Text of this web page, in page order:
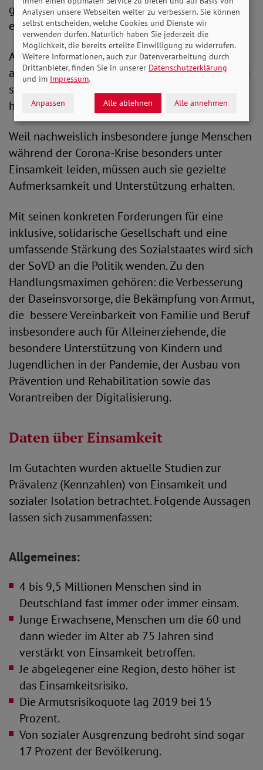
greifen, die Vereinsamung und Isolation
entgegenwirken.
Aus Sicht des SoVD sind dabei vor allem
aufsuchende Hilfen und zugehende Angebote zu
stärken – nicht zuletzt für Menschen, die im
häuslichen Umfeld Unterstützung benötigen.
Weil nachweislich insbesondere junge Menschen
während der Corona-Krise besonders unter
Einsamkeit leiden, müssen auch sie gezielte
Aufmerksamkeit und Unterstützung erhalten.
Mit seinen konkreten Forderungen für eine
inklusive, solidarische Gesellschaft und eine
umfassende Stärkung des Sozialstaates wird sich
der SoVD an die Politik wenden. Zu den
Handlungsmaximen gehören: die Verbesserung
der Daseinsvorsorge, die Bekämpfung von Armut,
die bessere Vereinbarkeit von Familie und Beruf
insbesondere auch für Alleinerziehende, die
besondere Unterstützung von Kindern und
Jugendlichen in der Pandemie, der Ausbau von
Prävention und Rehabilitation sowie das
Vorantreiben der Digitalisierung.
Daten über Einsamkeit
Im Gutachten wurden aktuelle Studien zur
Prävalenz (Kennzahlen) von Einsamkeit und
sozialer Isolation betrachtet. Folgende Aussagen
lassen sich zusammenfassen:
Allgemeines:
4 bis 9,5 Millionen Menschen sind in
Deutschland fast immer oder immer einsam.
Junge Erwachsene, Menschen um die 60 und
dann wieder im Alter ab 75 Jahren sind
verstärkt von Einsamkeit betroffen.
Je abgelegener eine Region, desto höher ist
das Einsamkeitsrisiko.
Die Armutsrisikoquote lag 2019 bei 15
Prozent.
Von sozialer Ausgrenzung bedroht sind sogar
17 Prozent der Bevölkerung.
Analysen unsere Webseiten weiter zu verbessern. Sie können
selbst entscheiden, welche Cookies und Dienste wir
verwenden dürfen. Natürlich haben Sie jederzeit die
Möglichkeit, die bereits erteilte Einwilligung zu widerrufen.
Weitere Informationen, auch zur Datenverarbeitung durch
Drittanbieter, finden Sie in unserer Datenschutzerklärung
und im Impressum.
Anpassen Alle ablehnen Alle annehmen